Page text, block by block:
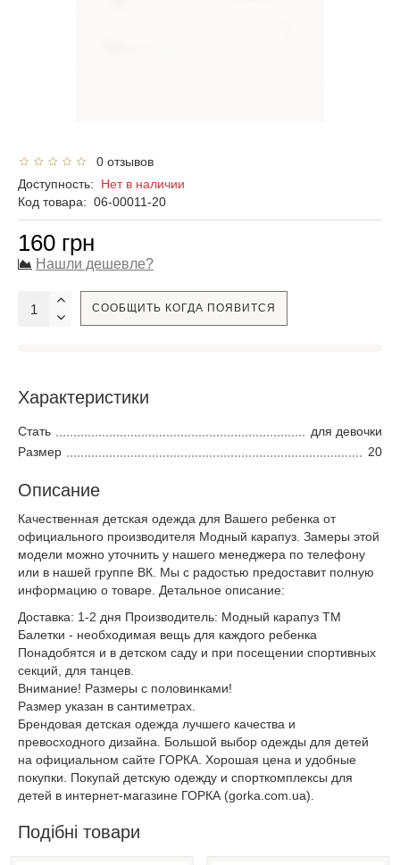
0 отзывов
Доступность: Нет в наличии
Код товара: 06-00011-20
160 грн
Нашли дешевле?
СООБЩИТЬ КОГДА ПОЯВИТСЯ
Характеристики
Стать
для девочки
Размер
20
Описание
Качественная детская одежда для Вашего ребенка от
официального производителя Модный карапуз. Замеры этой
модели можно уточнить у нашего менеджера по телефону
или в нашей группе ВК. Мы с радостью предоставит полную
информацию о товаре. Детальное описание:
Доставка: 1-2 дня Производитель: Модный карапуз ТМ
Балетки - необходимая вещь для каждого ребенка
Понадобятся и в детском саду и при посещении спортивных
секций, для танцев.
Внимание! Размеры с половинками!
Размер указан в сантиметрах.
Брендовая детская одежда лучшего качества и
превосходного дизайна. Большой выбор одежды для детей
на официальном сайте ГОРКА. Хорошая цена и удобные
покупки. Покупай детскую одежду и спорткомплексы для
детей в интернет-магазине ГОРКА (gorka.com.ua).
Подібні товари